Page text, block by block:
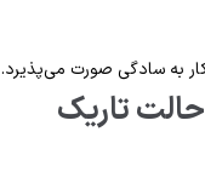
به سادگی صورت می‌پذیرد.
تاریک